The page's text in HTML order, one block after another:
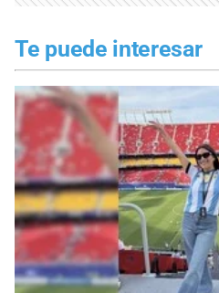
Te puede interesar